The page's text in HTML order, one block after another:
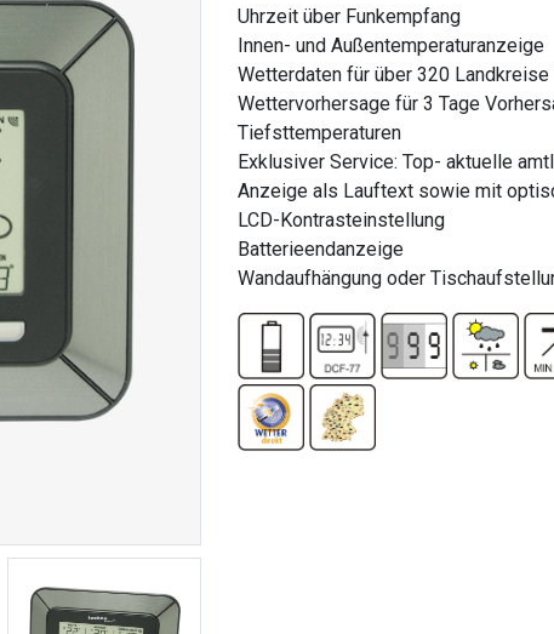
Uhrzeit über Funkempfang
Innen- und Außentemperaturanzeige
Wetterdaten für über 320
Wettervorhersage für 3 Tage
Tiefsttemperaturen
Exklusiver Service: Top- aktuelle
Anzeige als Lauftext sowie mit
LCD-Kontrasteinstellung
Batterieendanzeige
Wandaufhängung oder